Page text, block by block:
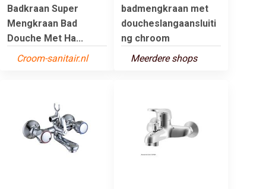
Badkraan Super
Mengkraan Bad
Douche Met Ha...
Croom-sanitair.nl
badmengkraan met
doucheslangaansluiti
ng chroom
Meerdere shops